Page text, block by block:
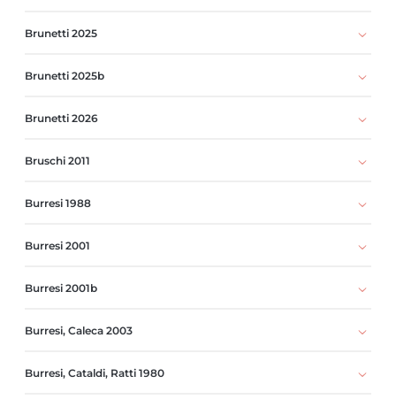
Brunetti 2025
Brunetti 2025b
Brunetti 2026
Bruschi 2011
Burresi 1988
Burresi 2001
Burresi 2001b
Burresi, Caleca 2003
Burresi, Cataldi, Ratti 1980